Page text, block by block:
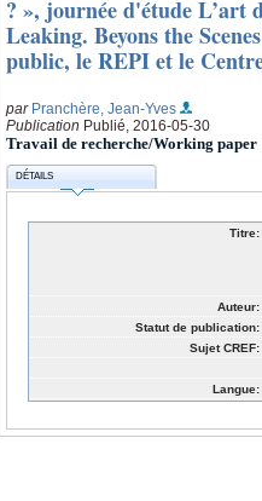
? », journée d'étude L’art
Leaking. Beyons the
public, le REPI et le
par Pranchère, Jean-Yves
Publication Publié, 2016-05-30
Travail de recherche/Working paper
DÉTAILS
Titre:
Auteur:
Statut de publication:
Sujet CREF:
Langue: